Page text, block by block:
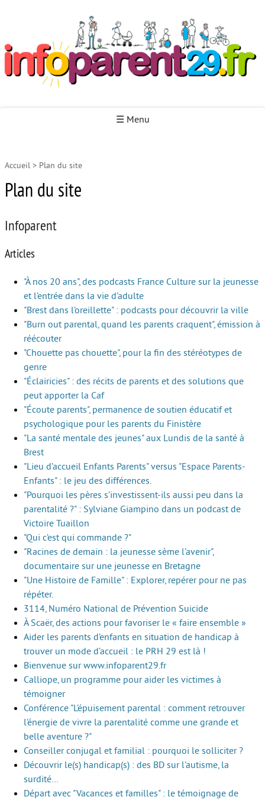
☰ Menu
Autour de l’école
Protéger les enfants
Face au handicap
Face au deuil
Sortir en famille
Aide aux parents
Accueil > Plan du site
Plan du site
Infoparent
Articles
"À nos 20 ans", des podcasts France Culture sur la jeunesse
et l’entrée dans la vie d’adulte
"Brest dans l’oreillette" : podcasts pour découvrir la ville
"Burn out parental, quand les parents craquent", émission à
réécouter
"Chouette pas chouette", pour la fin des stéréotypes de
genre
"Éclairicies" : des récits de parents et des solutions que
peut apporter la Caf
"Écoute parents", permanence de soutien éducatif et
psychologique pour les parents du Finistère
"La santé mentale des jeunes" aux Lundis de la santé à
Brest
"Lieu d’accueil Enfants Parents" versus "Espace Parents-
Enfants" : le jeu des différences.
"Pourquoi les pères s’investissent-ils aussi peu dans la
parentalité ?" : Sylviane Giampino dans un podcast de
Victoire Tuaillon
"Qui c’est qui commande ?"
"Racines de demain : la jeunesse sème l’avenir",
documentaire sur une jeunesse en Bretagne
"Une Histoire de Famille" : Explorer, repérer pour ne pas
répéter.
3114, Numéro National de Prévention Suicide
À Scaër, des actions pour favoriser le « faire ensemble »
Aider les parents d’enfants en situation de handicap à
trouver un mode d’accueil : le PRH 29 est là !
Bienvenue sur www.infoparent29.fr
Calliope, un programme pour aider les victimes à
témoigner
Conférence "L’épuisement parental : comment retrouver
l’énergie de vivre la parentalité comme une grande et
belle aventure ?"
Conseiller conjugal et familial : pourquoi le solliciter ?
Découvrir le(s) handicap(s) : des BD sur l’autisme, la
surdité…
Départ avec "Vacances et familles" : le témoignage de